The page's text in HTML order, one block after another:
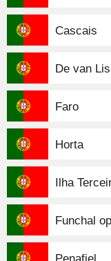
Cascais
De van
Faro
Horta
Ilha
Funchal
Penafiel